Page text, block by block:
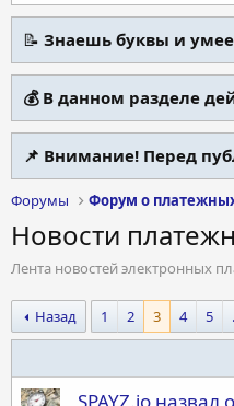
📝 Знаешь буквы и
💰 В данном разделе
📌 Внимание! Перед
Форумы Форум о
Новости
Лента новостей электронных
Назад 1 2 3 4 5